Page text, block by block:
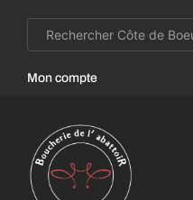
Mon compte